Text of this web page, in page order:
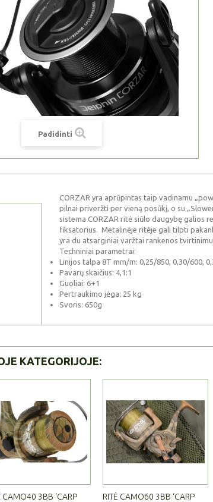
Padidinti
CORZAR yra aprūpintas taip vadinamu
pilnai priveržti per vieną posūkį, o su
sistema CORZAR ritė siūlo daugybę galios
fiksatorius. Metalinėje ritėje gali tilpti
yra du atsarginiai varžtai rankenos
Techniniai parametrai:
Linijos talpa 8T mm/m: 0,25/850, 0,30/600,
Pavarų skaičius: 4,1:1
Guoliai: 6+1
Pertraukimo jėga: 25 kg
Svoris: 650g
KATEGORIJOJE:
CAMO40 3BB ‘CARP
RITĖ CAMO60 3BB ‘CARP